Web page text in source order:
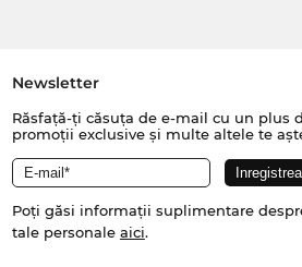
Newsletter
Răsfață-ți căsuța de e-mail cu un plus
promoții exclusive și multe altele te
Poți găsi informații suplimentare
tale personale aici.